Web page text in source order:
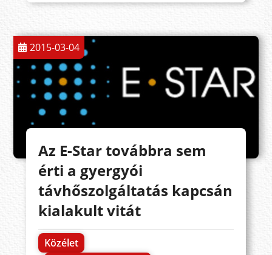
2015-03-04
Az E-Star továbbra sem
érti a gyergyói
távhőszolgáltatás kapcsán
kialakult vitát
Közélet